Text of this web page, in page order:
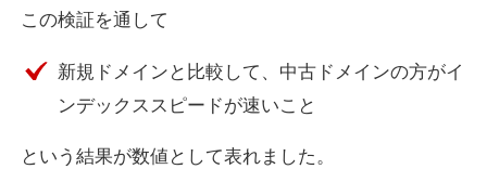
詳細を見る
DA38 外部リンク数
10,800円 入札 0件
この検証を通して
新規ドメインと比較して、中古ドメインの方がイ
ンデックススピードが速いこと
という結果が数値として表れました。